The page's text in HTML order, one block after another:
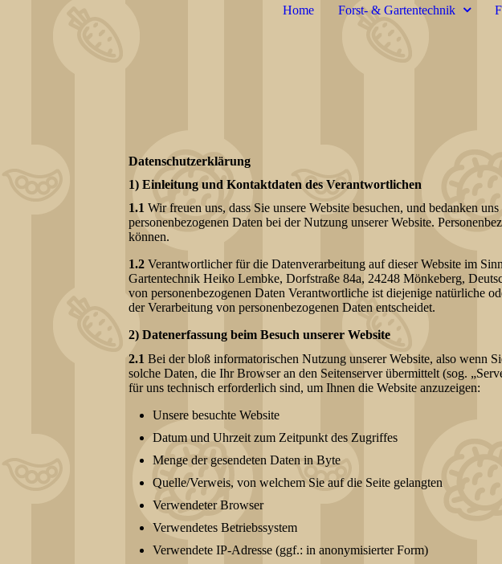
Home Forst- & Gartentechnik
Datenschutzerklärung
1) Einleitung und Kontaktdaten des Verantwortlichen
1.1 Wir freuen uns, dass Sie unsere Website besuchen, und bedanken
personenbezogenen Daten bei der Nutzung unserer Website.
können.
1.2 Verantwortlicher für die Datenverarbeitung auf dieser Website im
Gartentechnik Heiko Lembke, Dorfstraße 84a, 24248 Mönkeberg,
von personenbezogenen Daten Verantwortliche ist diejenige natürliche
der Verarbeitung von personenbezogenen Daten entscheidet.
2) Datenerfassung beim Besuch unserer Website
2.1 Bei der bloß informatorischen Nutzung unserer Website, also wenn
solche Daten, die Ihr Browser an den Seitenserver übermittelt (sog.
für uns technisch erforderlich sind, um Ihnen die Website anzuzeigen:
Unsere besuchte Website
Datum und Uhrzeit zum Zeitpunkt des Zugriffes
Menge der gesendeten Daten in Byte
Quelle/Verweis, von welchem Sie auf die Seite gelangten
Verwendeter Browser
Verwendetes Betriebssystem
Verwendete IP-Adresse (ggf.: in anonymisierter Form)